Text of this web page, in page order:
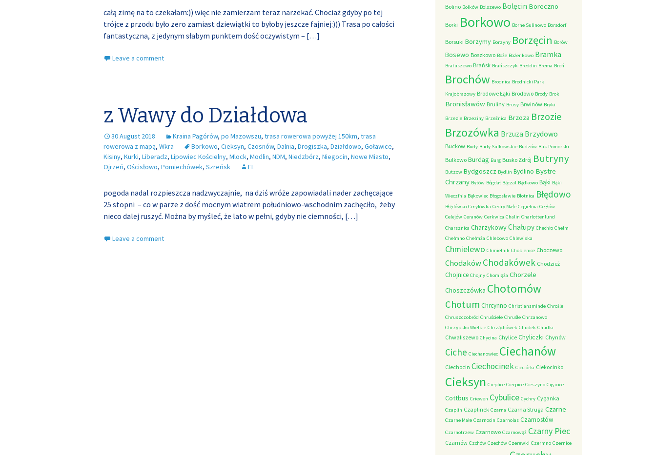
całą zimę na to czekałam:)) więc nie zamierzam teraz narzekać. Chociaż gdyby po tej
trójce z przodu było zero zamiast dziewiątki to byłoby jeszcze fajniej:))) Trasa po całości
fantastyczna, z jedynym słabym punktem dość oczywistym – […]
Leave a comment
z Wawy do Działdowa
30 August 2018 Kraina Pagórów, po Mazowszu, trasa rowerowa powyżej 150km, trasa
rowerowa z mapą, Wkra Borkowo, Cieksyn, Czosnów, Dalnia, Drogiszka, Działdowo, Goławice,
Kisiny, Kurki, Liberadz, Lipowiec Kościelny, Mlock, Modlin, NDM, Niedzbórz, Niegocin, Nowe Miasto,
Ojrzeń, Ościsłowo, Pomiechówek, Szreńsk EL
pogoda nadal rozpieszcza nadzwyczajnie, na dziś wróże zapowiadali nader zachęcające
25 stopni – co w parze z dość mocnym wiatrem południowo-wschodnim zachęciło, żeby
nieco dalej ruszyć. Można by myśleć, że lato w pełni, gdyby nie ciemności, […]
Leave a comment
Bolino Bolków Bolszewo Bolęcin Boreczno
Borki Borkowo Borne Sulinowo Borsdorf
Borsuki Borzymy Borzyny Borzęcin Borów
Bosewo Boszkowo Boże Bożenkowo Bramka
Bratuszewo Brańsk Brańszczyk Breddin Brema Breń
Brochów Brodnica Brodnicki Park
Krajobrazowy Brodowe Łąki Brodowo Brody Brok
Bronisławów Bruliny Brusy Brwinów Bryki
Brzezie Brzeziny Brzeźnica Brzoza Brzozie
Brzozówka Brzuza Brzydowo
Buckow Budy Budy Sulkowskie Budzów Buk Pomorski
Bulkowo Burdąg Burg Busko Zdrój Butryny
Butzow Bydgoszcz Bydlin Bydlino Bystre
Chrzany Bytów Bógdał Bączal Bądkowo Bąki Bąki
Wieczfnia Bąkowiec Błogosławie Błotnica Błędowo
Błędówko Cecylówka Cedry Małe Cegielnia Cegłów
Celejów Ceranów Cerkwica Chalin Charlottenlund
Charsznica CharzykowyChałupy Chechło Chełm
Chełmno Chełmża Chlebowo Chlewiska
Chmielewo Chmielnik Chobienice Choczewo
ChodakówChodakówek Chodzież
Chojnice Chojny Chomiąża Chorzele
Choszczówka Chotomów
Chotum Chrcynno Christiansminde Chrośle
Chruszczobród Chruściele Chruśle Chrzanowo
Chrzypsko Wielkie Chrząchówek Chudek Chudki
Chwaliszewo Chycina Chylice Chyliczki Chynów
Ciche Ciechanowiec Ciechanów
Ciechocin Ciechocinek Cieciórki Ciekocinko
Cieksyn Cieplice Cierpice Cieszyno Cigacice
Cottbus Criewen Cybulice Cychry Cyganka
Czaplin Czaplinek Czarna Czarna Struga Czarne
Czarne Małe Czarnocin Czarnolas Czarnostów
Czarnotrzew Czarnowo Czarnowąż Czarny Piec
Czarnów Czchów Czechów Czerewki Czermno Czernice